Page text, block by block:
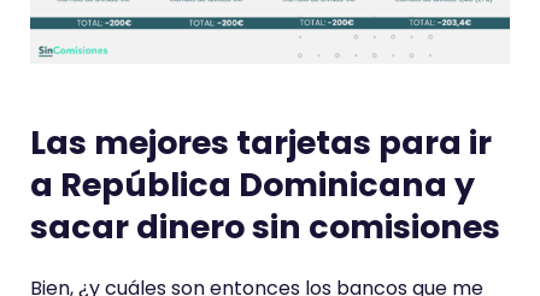
Las mejores tarjetas para ir
a República Dominicana y
sacar dinero sin comisiones
Bien, ¿y cuáles son entonces los bancos que me